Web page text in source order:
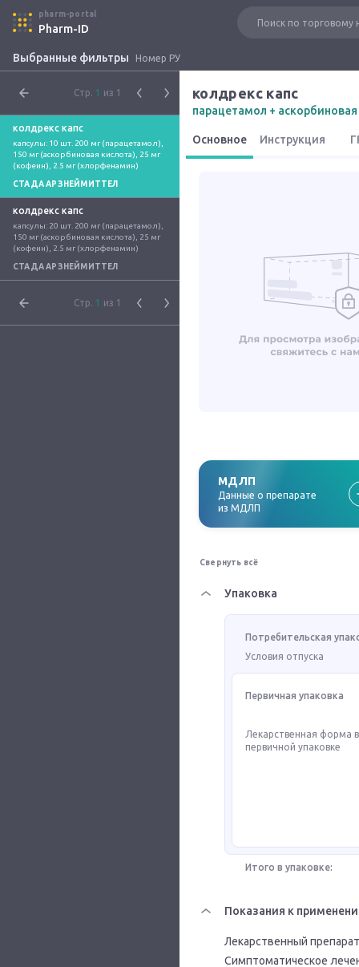
pharm-portal
Pharm-ID
Выбранные фильтры Номер РУ
Стр. 1 из 1
колдрекс капс
капсулы: 10 шт. 200 мг (парацетамол),
150 мг (аскорбиновая кислота), 25 мг
(кофеин), 2.5 мг (хлорфенамин)
СТАДА АРЗНЕЙМИТТЕЛ
колдрекс капс
капсулы: 20 шт. 200 мг (парацетамол),
150 мг (аскорбиновая кислота), 25 мг
(кофеин), 2.5 мг (хлорфенамин)
СТАДА АРЗНЕЙМИТТЕЛ
Стр. 1 из 1
колдрекс капс
парацетамол +
Основное Инструкция
МДЛП
Данные о препарате
из МДЛП
Свернуть всё
Упаковка
Потребительская
Условия отпуска
Первичная упаковка
Лекарственная форма
первичной упаковке
Итого в упаковке:
Показания к
Лекарственный
Симптоматическое